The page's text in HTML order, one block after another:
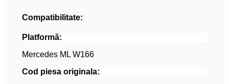
Compatibilitate:
Platformă:
Mercedes ML W166
Cod piesa originala: